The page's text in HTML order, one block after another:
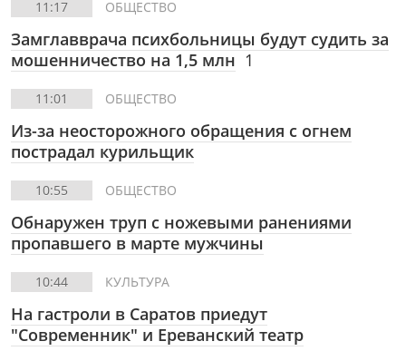
11:17 ОБЩЕСТВО
Замглавврача психбольницы будут судить за
мошенничество на 1,5 млн 1
11:01 ОБЩЕСТВО
Из-за неосторожного обращения с огнем
пострадал курильщик
10:55 ОБЩЕСТВО
Обнаружен труп с ножевыми ранениями
пропавшего в марте мужчины
10:44 КУЛЬТУРА
На гастроли в Саратов приедут
"Современник" и Ереванский театр